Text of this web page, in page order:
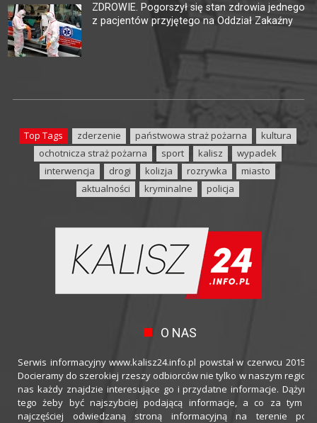
ZDROWIE. Pogorszył się stan zdrowia jednego
z pacjentów przyjętego na Oddział Zakaźny
Top Tags zderzenie państwowa straż pożarna
kultura
ochotnicza straż pożarna
sport kalisz
wypadek
interwencja
drogi kolizja rozrywka
miasto
aktualności
kryminalne policja
O NAS
Serwis informacyjny www.kalisz24.info.pl powstał w czerwcu 2015
Docieramy do szerokiej rzeszy odbiorców nie tylko w naszym
nas każdy znajdzie interesujące go i przydatne informacje.
tego żeby być najszybciej podającą informacje, a co za tym
najczęściej odwiedzaną stroną informacyjną na terenie